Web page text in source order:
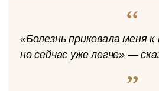
«Болезнь приковала меня к
но сейчас уже легче» —